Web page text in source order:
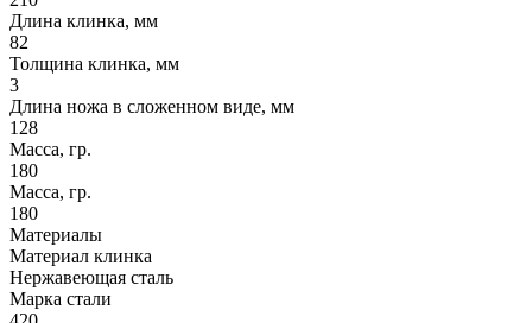
Длина клинка, мм
82
Толщина клинка, мм
3
Длина ножа в сложенном виде, мм
128
Масса, гр.
180
Масса, гр.
180
Материалы
Материал клинка
Нержавеющая сталь
Марка стали